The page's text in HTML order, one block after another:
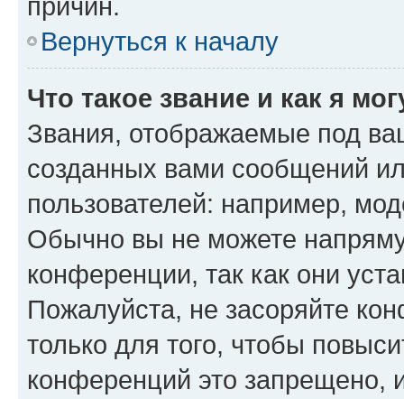
Вернуться к началу
Что такое звание и как я
Звания, отображаемые под
созданных вами сообщений
пользователей: например,
Обычно вы не можете
конференции, так как они
Пожалуйста, не засоряйте
только для того, чтобы
конференций это запрещено,